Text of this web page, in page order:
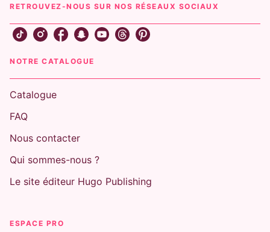
RETROUVEZ-NOUS SUR NOS RÉSEAUX SOCIAUX
NOTRE CATALOGUE
Catalogue
FAQ
Nous contacter
Qui sommes-nous ?
Le site éditeur Hugo Publishing
ESPACE PRO